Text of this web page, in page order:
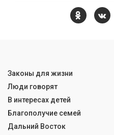
Законы для жизни
Люди говорят
В интересах детей
Благополучие семей
Дальний Восток